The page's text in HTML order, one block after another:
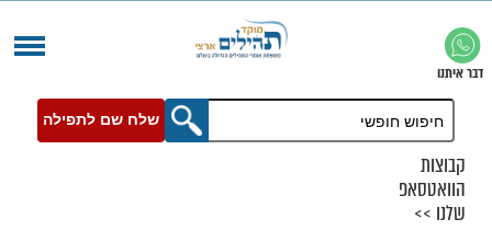
שלח שם לתפילה